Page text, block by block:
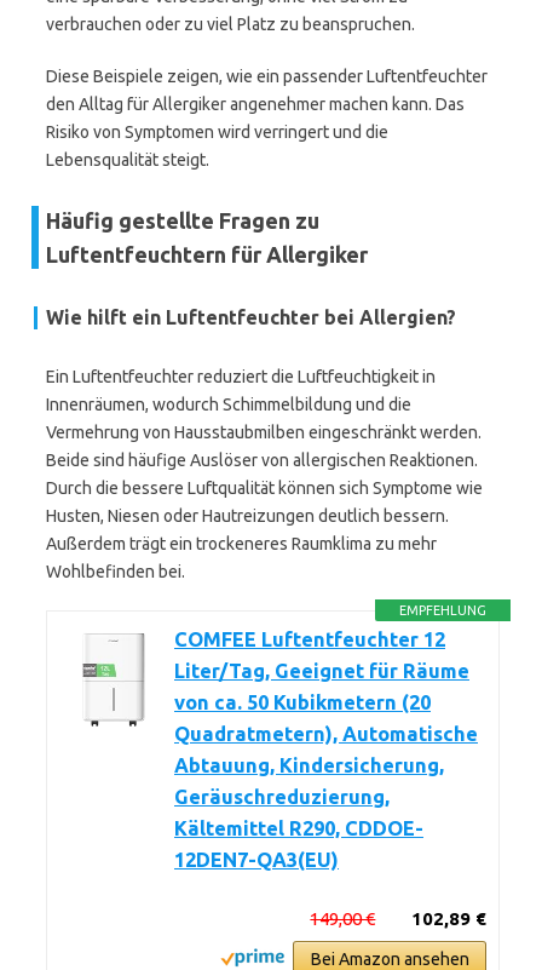
verbrauchen oder zu viel Platz zu beanspruchen.
Diese Beispiele zeigen, wie ein passender Luftentfeuchter
den Alltag für Allergiker angenehmer machen kann. Das
Risiko von Symptomen wird verringert und die
Lebensqualität steigt.
Häufig gestellte Fragen zu
Luftentfeuchtern für Allergiker
Wie hilft ein Luftentfeuchter bei Allergien?
Ein Luftentfeuchter reduziert die Luftfeuchtigkeit in
Innenräumen, wodurch Schimmelbildung und die
Vermehrung von Hausstaubmilben eingeschränkt werden.
Beide sind häufige Auslöser von allergischen Reaktionen.
Durch die bessere Luftqualität können sich Symptome wie
Husten, Niesen oder Hautreizungen deutlich bessern.
Außerdem trägt ein trockeneres Raumklima zu mehr
Wohlbefinden bei.
EMPFEHLUNG
COMFEE Luftentfeuchter 12
Liter/Tag, Geeignet für Räume
von ca. 50 Kubikmetern (20
Quadratmetern), Automatische
Abtauung, Kindersicherung,
Geräuschreduzierung,
Kältemittel R290, CDDOE-
12DEN7-QA3(EU)
102,89 €
149,00 €
Bei Amazon ansehen